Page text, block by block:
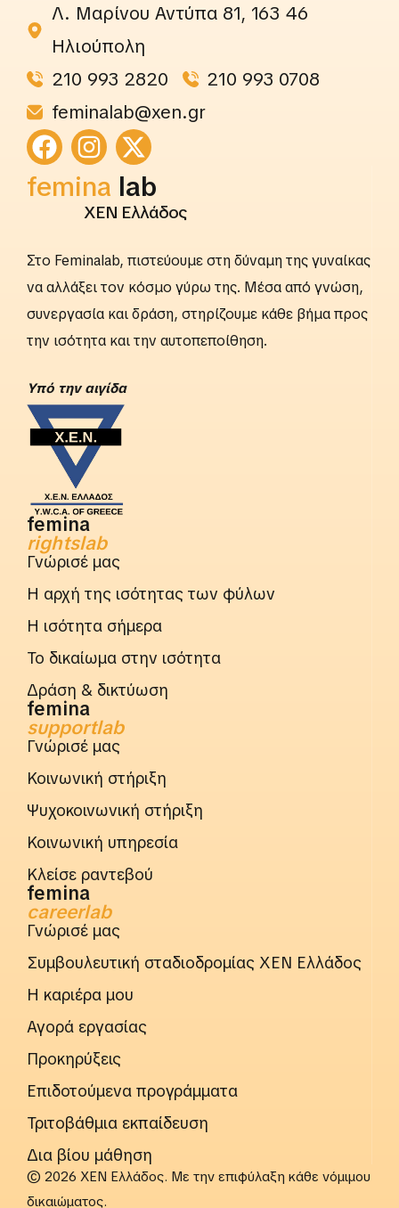
Λ. Μαρίνου Αντύπα 81, 163 46
Ηλιούπολη
210 993 2820
210 993 0708
feminalab@xen.gr
femina
lab
rightslab
ΧΕΝ Ελλάδος
Στο Feminalab, πιστεύουμε στη δύναμη της γυναίκας
να αλλάξει τον κόσμο γύρω της. Μέσα από γνώση,
συνεργασία και δράση, στηρίζουμε κάθε βήμα προς
την ισότητα και την αυτοπεποίθηση.
Yπό την αιγίδα
femina
rightslab
Γνώρισέ μας
Η αρχή της ισότητας των φύλων
Η ισότητα σήμερα
Το δικαίωμα στην ισότητα
Δράση & δικτύωση
femina
supportlab
Γνώρισέ μας
Κοινωνική στήριξη
Ψυχοκοινωνική στήριξη
Κοινωνική υπηρεσία
Κλείσε ραντεβού
femina
careerlab
Γνώρισέ μας
Συμβουλευτική σταδιοδρομίας ΧΕΝ Ελλάδος
Η καριέρα μου
Αγορά εργασίας
Προκηρύξεις
Επιδοτούμενα προγράμματα
Τριτοβάθμια εκπαίδευση
Δια βίου μάθηση
© 2026 ΧΕΝ Ελλάδος. Με την επιφύλαξη κάθε νόμιμου
δικαιώματος.